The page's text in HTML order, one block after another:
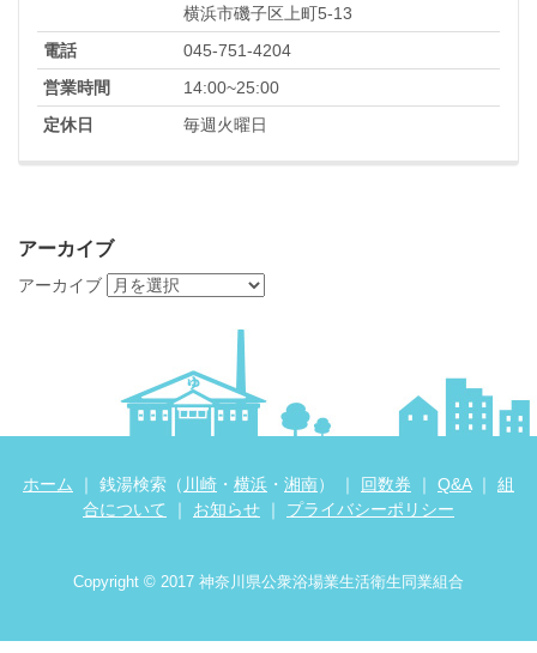
横浜市磯子区上町5-13
電話
045-751-4204
営業時間
14:00~25:00
定休日
毎週火曜日
アーカイブ
アーカイブ
ホーム ｜ 銭湯検索（ 川崎 ・ 横浜 ・ 湘南） ｜ 回数券 ｜ Q&A｜ 組
合について
｜ お知らせ ｜ プライバシーポリシー
Copyright © 2017 神奈川県公衆浴場業生活衛生同業組合